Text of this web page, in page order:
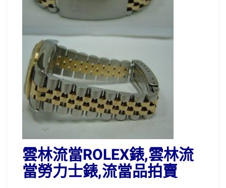
雲林流當ROLEX錶,雲林流
當勞力士錶,流當品拍賣